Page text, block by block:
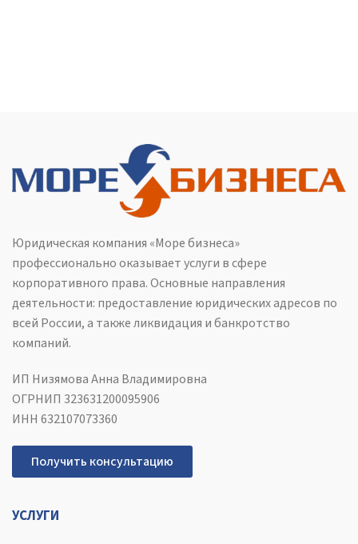
Юридическая компания «Море бизнеса»
профессионально оказывает услуги в сфере
корпоративного права. Основные направления
деятельности: предоставление юридических адресов по
всей России, а также ликвидация и банкротство
компаний.
ИП Низямова Анна Владимировна
ОГРНИП 323631200095906
ИНН 632107073360
Получить консультацию
УСЛУГИ